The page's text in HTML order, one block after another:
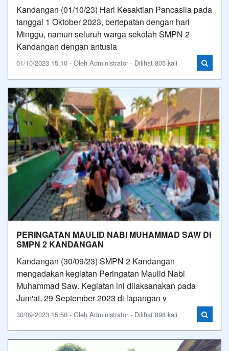
Kandangan (01/10/23) Hari Kesaktian Pancasila pada
tanggal 1 Oktober 2023, bertepatan dengan hari
Minggu, namun seluruh warga sekolah SMPN 2
Kandangan dengan antusia
01/10/2023 15:10 - Oleh Administrator - Dilihat 805 kali
PERINGATAN MAULID NABI MUHAMMAD SAW DI
SMPN 2 KANDANGAN
Kandangan (30/09/23) SMPN 2 Kandangan
mengadakan kegiatan Peringatan Maulid Nabi
Muhammad Saw. Kegiatan ini dilaksanakan pada
Jum'at, 29 September 2023 di lapangan v
30/09/2023 15:50 - Oleh Administrator - Dilihat 898 kali